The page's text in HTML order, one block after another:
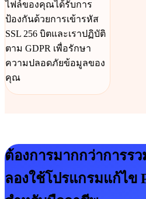
ไฟล์ของคุณได้รับการ
ป้องกันด้วยการเข้ารหัส
SSL 256 บิตและเราปฏิบัติ
ตาม GDPR เพื่อรักษา
ความปลอดภัยข้อมูลของ
คุณ
ต้องการมากกว่าการรว
ลองใช้โปรแกรมแก้ไข